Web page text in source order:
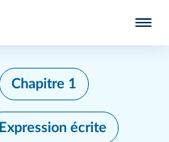
Chapitre 1
Expression écrite